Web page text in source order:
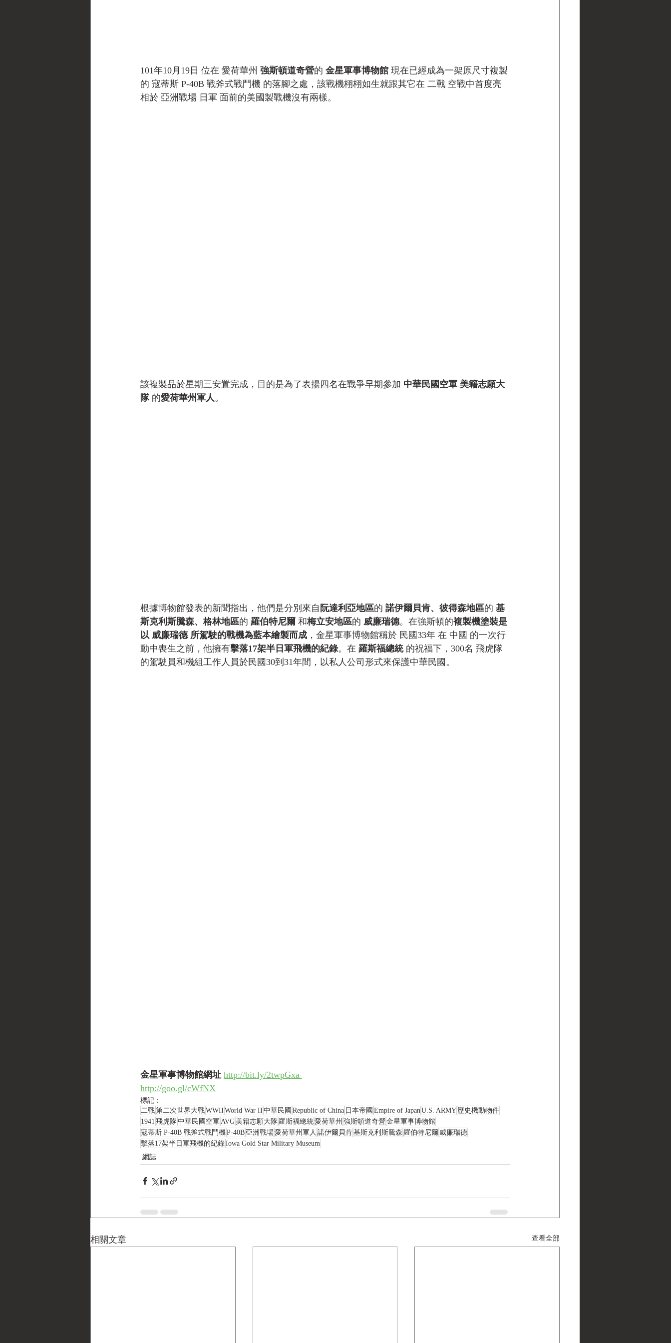
101年10月19日 位在 愛荷華州 強斯頓道奇營的 金星軍事博物館 現在已經成為一架原尺寸複製
的 寇蒂斯 P-40B 戰斧式戰鬥機 的落腳之處，該戰機栩栩如生就跟其它在 二戰 空戰中首度亮
相於 亞洲戰場 日軍 面前的美國製戰機沒有兩樣。
該複製品於星期三安置完成，目的是為了表揚四名在戰爭早期參加 中華民國空軍 美籍志願大
隊 的愛荷華州軍人 。
根據博物館發表的新聞指出，他們是分別來自 阮達利亞地區的 諾伊爾貝肯、彼得森地區的 基
斯克利斯騰森、格林地區的 羅伯特尼爾 和梅立安地區的 威廉瑞德。在強斯頓的複製機塗裝是
以 威廉瑞德 所駕駛的戰機為藍本繪製而成 ，金星軍事博物館稱於 民國33年 在 中國 的一次行
動中喪生之前，他擁有擊落17架半日軍飛機的紀錄。在 羅斯福總統 的祝福下，300名 飛虎隊
的駕駛員和機組工作人員於民國30到31年間，以私人公司形式來保護中華民國。
金星軍事博物館網址 http://bit.ly/2twpGxa
http://goo.gl/cWfNX
標記：
二戰第二次世界大戰WWII World War II 中華民國 Republic of China 日本帝國 Empire of Japan U.S. ARMY 歷史機動物件
1941 飛虎隊中華民國空軍 AVG 美籍志願大隊羅斯福總統愛荷華州 強斯頓道奇營金星軍事博物館
寇蒂斯 P-40B 戰斧式戰鬥機 P-40B亞洲戰場愛荷華州軍人 諾伊爾貝肯基斯克利斯騰森 羅伯特尼爾 威廉瑞德
擊落17架半日軍飛機的紀錄Iowa Gold Star Military Museum
網誌
相關文章 查看全部